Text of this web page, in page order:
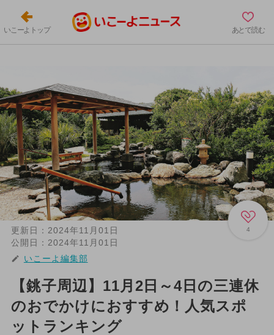
いこーよトップ あとで読む
4
更新日： 2024年11月01日
公開日： 2024年11月01日
いこーよ編集部
【銚子周辺】11月2日～4日の三連休
のおでかけにおすすめ！人気スポ
ットランキング